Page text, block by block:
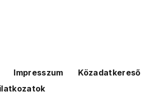
Impresszum Közadatkereső